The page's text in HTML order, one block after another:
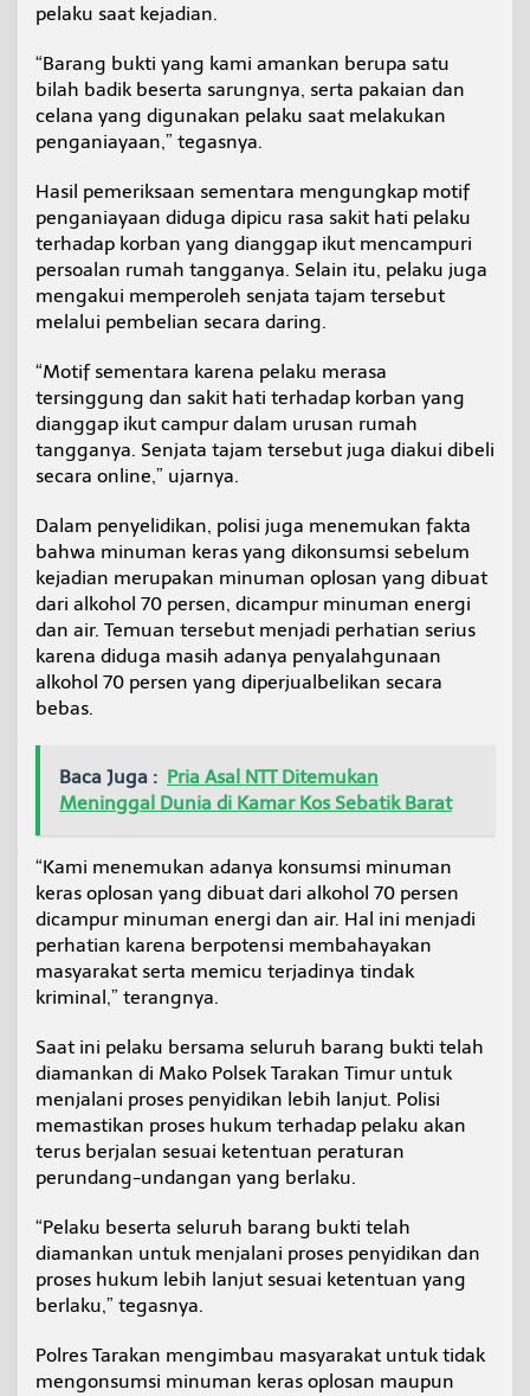
pelaku saat kejadian.
“Barang bukti yang kami amankan berupa satu
bilah badik beserta sarungnya, serta pakaian dan
celana yang digunakan pelaku saat melakukan
penganiayaan,” tegasnya.
Hasil pemeriksaan sementara mengungkap motif
penganiayaan diduga dipicu rasa sakit hati pelaku
terhadap korban yang dianggap ikut mencampuri
persoalan rumah tangganya. Selain itu, pelaku juga
mengakui memperoleh senjata tajam tersebut
melalui pembelian secara daring.
“Motif sementara karena pelaku merasa
tersinggung dan sakit hati terhadap korban yang
dianggap ikut campur dalam urusan rumah
tangganya. Senjata tajam tersebut juga diakui dibeli
secara online,” ujarnya.
Dalam penyelidikan, polisi juga menemukan fakta
bahwa minuman keras yang dikonsumsi sebelum
kejadian merupakan minuman oplosan yang dibuat
dari alkohol 70 persen, dicampur minuman energi
dan air. Temuan tersebut menjadi perhatian serius
karena diduga masih adanya penyalahgunaan
alkohol 70 persen yang diperjualbelikan secara
bebas.
Baca Juga : Pria Asal NTT Ditemukan
Meninggal Dunia di Kamar Kos Sebatik Barat
“Kami menemukan adanya konsumsi minuman
keras oplosan yang dibuat dari alkohol 70 persen
dicampur minuman energi dan air. Hal ini menjadi
perhatian karena berpotensi membahayakan
masyarakat serta memicu terjadinya tindak
kriminal,” terangnya.
Saat ini pelaku bersama seluruh barang bukti telah
diamankan di Mako Polsek Tarakan Timur untuk
menjalani proses penyidikan lebih lanjut. Polisi
memastikan proses hukum terhadap pelaku akan
terus berjalan sesuai ketentuan peraturan
perundang-undangan yang berlaku.
“Pelaku beserta seluruh barang bukti telah
diamankan untuk menjalani proses penyidikan dan
proses hukum lebih lanjut sesuai ketentuan yang
berlaku,” tegasnya.
Polres Tarakan mengimbau masyarakat untuk tidak
mengonsumsi minuman keras oplosan maupun